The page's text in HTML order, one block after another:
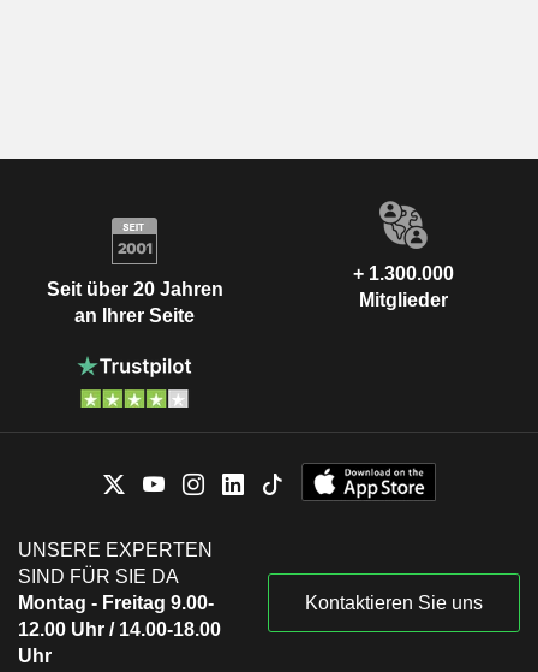
Seit über 20 Jahren
an Ihrer Seite
+ 1.300.000
Mitglieder
UNSERE EXPERTEN
SIND FÜR SIE DA
Montag - Freitag 9.00-
12.00 Uhr / 14.00-18.00
Uhr
Kontaktieren Sie uns